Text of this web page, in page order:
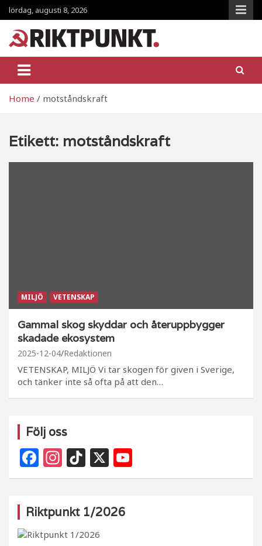
Skip
to
content
lördag, augusti 8, 2026
RiktpunKt.nu
Home motståndskraft
Etikett: motståndskraft
MILJÖ VETENSKAP
Gammal skog skyddar och återuppbygger
skadade ekosystem
2025-12-04 Redaktionen
VETENSKAP, MILJÖ Vi tar skogen för given i Sverige,
och tänker inte så ofta på att den…
Följ oss
F
a
e
b
In
st
g
ra
Ti
k
o
k
X
o
Riktpunkt 1/2026